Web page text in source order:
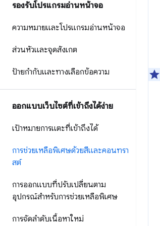
รองรับโปรแกรมอ่านหน้าจอ
ความหมายและโปรแกรมอ่านหน้าจอ
ส่วนหัวและจุดสังเกต
ป้ายกำกับและทางเลือกข้อความ
ออกแบบเว็บไซต์ที่เข้าถึงได้ง่าย
เป้าหมายการแตะที่เข้าถึงได้
การช่วยเหลือพิเศษด้วยสีและคอนทรา
สต์
การออกแบบที่ปรับเปลี่ยนตาม
อุปกรณ์สำหรับการช่วยเหลือพิเศษ
การจัดลําดับเนื้อหาใหม่